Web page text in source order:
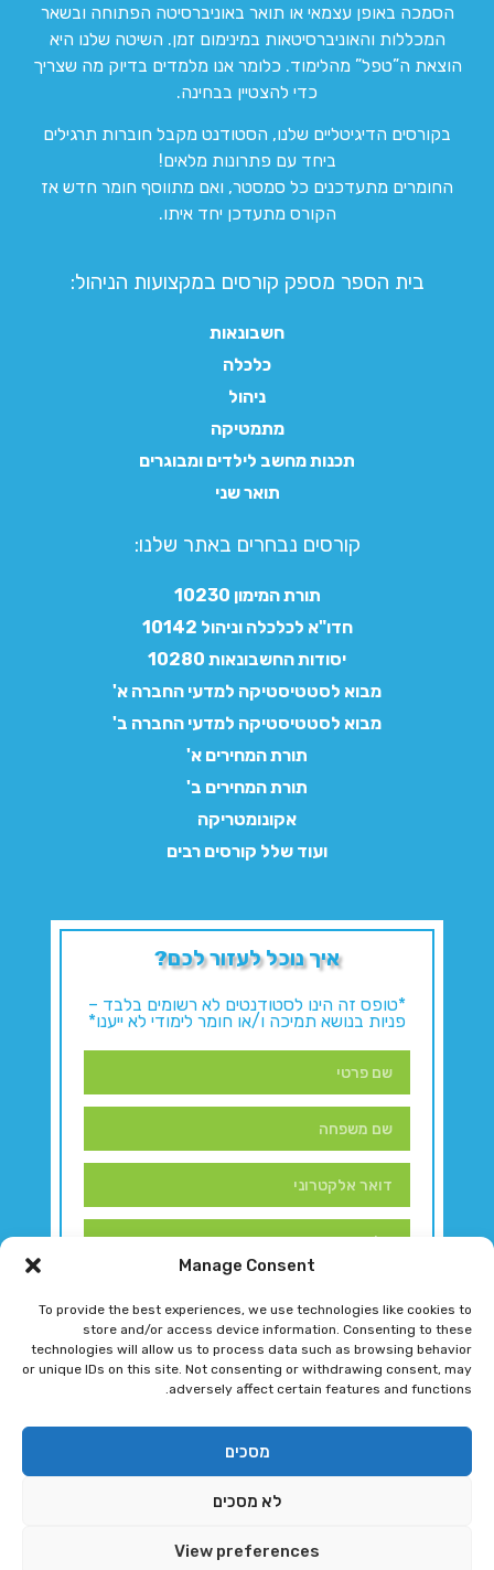
Manage Consent
To provide the best experiences, we use technologies like cookies to
store and/or access device information. Consenting to these
technologies will allow us to process data such as browsing behavior
or unique IDs on this site. Not consenting or withdrawing consent, may
adversely affect certain features and functions.
מסכים
לא מסכים
View preferences
הסמכה באופן עצמאי או תואר באוניברסיטה הפתוחה ובשאר
המכללות והאוניברסיטאות במינימום זמן. השיטה שלנו היא
הוצאת ה”טפל” מהלימוד. כלומר אנו מלמדים בדיוק מה שצריך
כדי להצטיין בבחינה.
בקורסים הדיגיטליים שלנו, הסטודנט מקבל חוברות תרגילים
ביחד עם פתרונות מלאים!
החומרים מתעדכנים כל סמסטר, ואם מתווסף חומר חדש אז
הקורס מתעדכן יחד איתו.
בית הספר מספק קורסים במקצועות הניהול:
חשבונאות
כלכלה
ניהול
מתמטיקה
תכנות מחשב לילדים ומבוגרים
תואר שני
קורסים נבחרים באתר שלנו:​
תורת המימון 10230
חדו"א לכלכלה וניהול 10142
יסודות החשבונאות 10280
מבוא לסטטיסטיקה למדעי החברה א'
מבוא לסטטיסטיקה למדעי החברה ב'
תורת המחירים א'
תורת המחירים ב'
אקונומטריקה
ועוד שלל קורסים רבים
איך נוכל לעזור לכם?
*טופס זה הינו לסטודנטים לא רשומים בלבד –
פניות בנושא תמיכה ו/או חומר לימודי לא ייענו*